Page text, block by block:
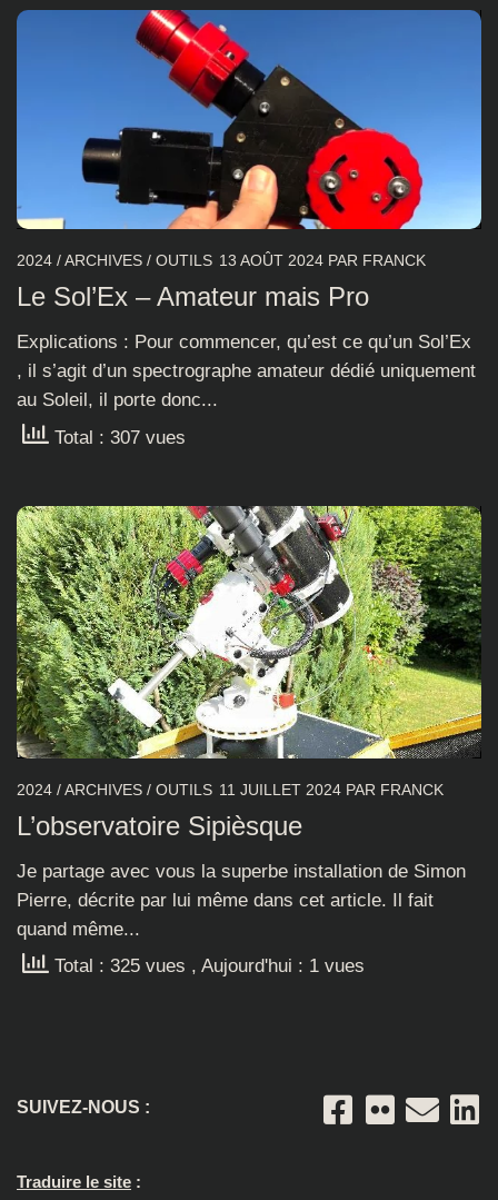
2024 /ARCHIVES / OUTILS 13 AOÛT 2024 PAR FRANCK
Le Sol’Ex – Amateur mais Pro
Explications : Pour commencer, qu’est ce qu’un Sol’Ex
, il s’agit d’un spectrographe amateur dédié uniquement
au Soleil, il porte donc...
Total : 307 vues
2024 /ARCHIVES / OUTILS 11 JUILLET 2024 PAR FRANCK
L’observatoire Sipièsque
Je partage avec vous la superbe installation de Simon
Pierre, décrite par lui même dans cet article. Il fait
quand même...
Total : 325 vues , Aujourd'hui : 1 vues
SUIVEZ-NOUS :
Traduire le site :